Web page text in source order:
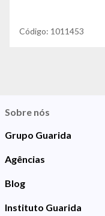
Código: 1011453
Sobre nós
Grupo Guarida
Agências
Blog
Instituto Guarida